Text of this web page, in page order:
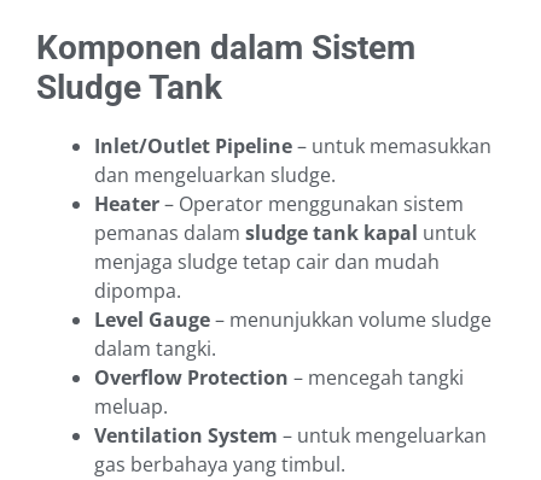
Komponen dalam Sistem
Sludge Tank
Inlet/Outlet Pipeline– untuk memasukkan
dan mengeluarkan sludge.
Heater– Operator menggunakan sistem
pemanas dalam sludge tank kapal untuk
menjaga sludge tetap cair dan mudah
dipompa.
Level Gauge– menunjukkan volume sludge
dalam tangki.
Overflow Protection – mencegah tangki
meluap.
Ventilation System – untuk mengeluarkan
gas berbahaya yang timbul.